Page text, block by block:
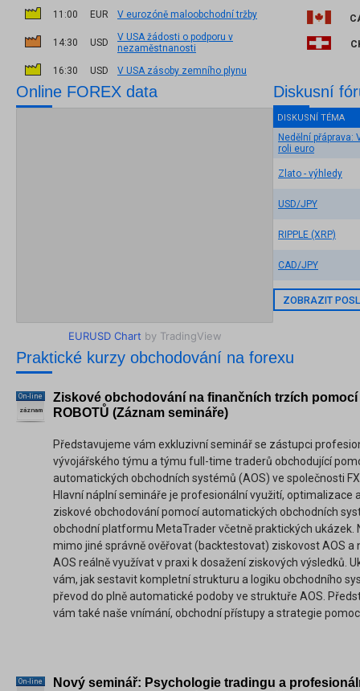
11:00 EUR V eurozóně maloobchodní tržby
14:30 USD
V USA žádosti o podporu v
nezaměstnanosti
16:30
USD V USA zásoby zemního plynu
Online FOREX data
EURUSD Chart by TradingView
Diskusní
DISKUSNÍ TÉMA
Nedělní přáprava:
roli euro
Zlato - výhledy
USD/JPY
RIPPLE (XRP)
CAD/JPY
ZOBRAZIT
Praktické kurzy obchodování na forexu
On-line
záznam
Ziskové obchodování na finančních trzích pomocí
ROBOTŮ (Záznam semináře)
Představujeme vám exkluzivní seminář se zástupci
vývojářského týmu a týmu full-time traderů obchodující
automatických obchodních systémů (AOS) ve společnosti
Hlavní náplní semináře je profesionální využití, optimalizace
ziskové obchodování pomocí automatických obchodních
obchodní platformu MetaTrader včetně praktických ukázek.
mimo jiné správně ověřovat (backtestovat) ziskovost AOS a
AOS reálně využívat v praxi k dosažení ziskových výsledků.
vám, jak sestavit kompletní strukturu a logiku obchodního
převod do plně automatické podoby ve struktuře AOS.
vám také naše vnímání, obchodní přístupy a strategie
On-line
Nový seminář: Psychologie tradingu a